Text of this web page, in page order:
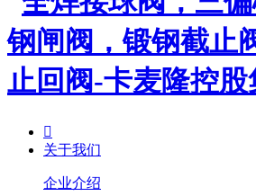

关于我们
企业介绍